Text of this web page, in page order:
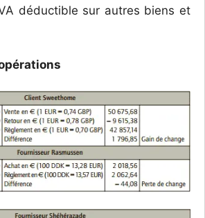
déductible sur autres biens et